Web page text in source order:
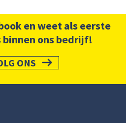
en weet als eerste
ons bedrijf!
ONS